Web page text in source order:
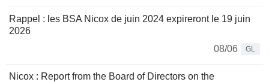
Rappel : les BSA Nicox de juin 2024 expireront le 19 juin
2026
08/06
GL
Nicox : Report from the Board of Directors on the